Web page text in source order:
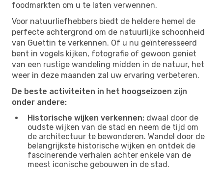
foodmarkten om u te laten verwennen.
Voor natuurliefhebbers biedt de heldere hemel de
perfecte achtergrond om de natuurlijke schoonheid
van Guettin te verkennen. Of u nu geïnteresseerd
bent in vogels kijken, fotografie of gewoon geniet
van een rustige wandeling midden in de natuur, het
weer in deze maanden zal uw ervaring verbeteren.
De beste activiteiten in het hoogseizoen zijn
onder andere:
Historische wijken verkennen: dwaal door de
oudste wijken van de stad en neem de tijd om
de architectuur te bewonderen. Wandel door de
belangrijkste historische wijken en ontdek de
fascinerende verhalen achter enkele van de
meest iconische gebouwen in de stad.